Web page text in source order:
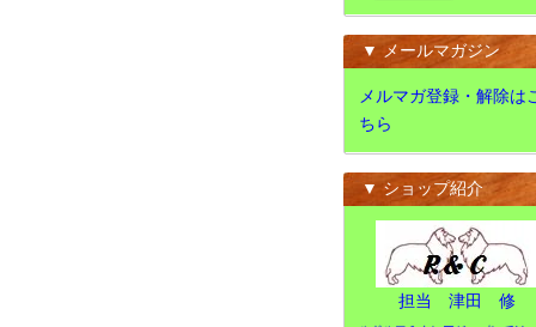
▼ メールマガジン
メルマガ登録・解除は
ちら
▼ ショップ紹介
担当 津田 修